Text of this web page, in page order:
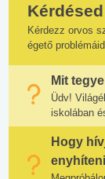
Kérdezz orvos
égető
Mit
Üdv!
iskolában
Hogy